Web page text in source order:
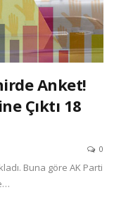
Anket!
Çıktı 18
0
Buna göre AK Parti